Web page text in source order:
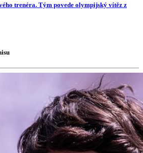
trenéra. Tým povede olympijský vítěz z